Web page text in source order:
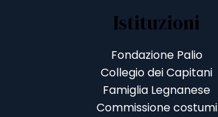
Istituzioni
Fondazione Palio
Collegio dei Capitani
Famiglia Legnanese
Commissione costumi